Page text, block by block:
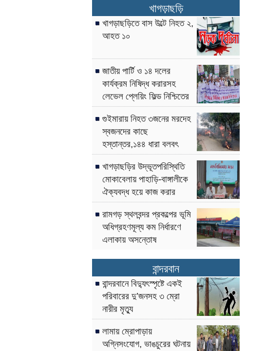
খাগড়াছড়ি
খাগড়াছড়িতে বাস উল্টে নিহত ২,
আহত ১০
জাতীয় পার্টি ও ১৪ দলের
কার্যক্রম নিষিদ্ধ করারসহ
লেভেল প্লেয়িং ফিল্ড নিশ্চিতের
দাবী
গুইমারায় নিহত ৩জনের মরদেহ
স্বজনদের কাছে
হস্তান্তর,১৪৪ ধারা বলবৎ
খাগড়াছড়ির উদ্ভূতপরিস্থিতি
মোকাবেলায় পাহাড়ি-বাঙ্গালীকে
ঐক্যবদ্ধ হয়ে কাজ করার
আহ্বান-পার্বত্য উপদেষ্টা
রামগড় স্থলবন্দর প্রকল্পের ভূমি
অধিগ্রহণমূল্য কম নির্ধারণে
এলাকায় অসন্তোষ
বান্দরবান
বান্দরবানে বিদ্যুৎস্পৃষ্টে একই
পরিবারের দু’জনসহ ৩ ম্রো
নারীর মৃত্যু
লামায় ম্রোপাড়ায়
অগ্নিসংযোগ, ভাঙচুরের ঘটনায়